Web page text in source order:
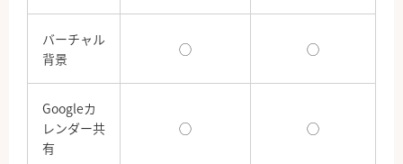
バーチャル
背景
◯ ◯
Googleカ
レンダー共
有
◯ ◯